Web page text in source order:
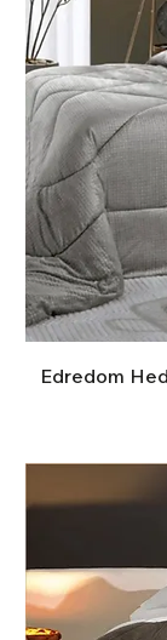
Edredom